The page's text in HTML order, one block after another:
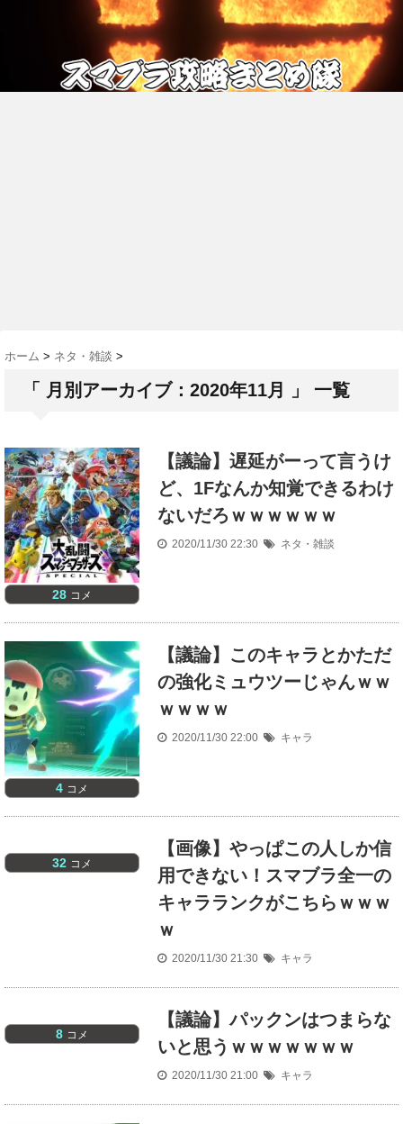
ホーム > ネタ・雑談 >
「 月別アーカイブ：2020年11月 」 一覧
28 コメ
【議論】遅延がーって言うけ
ど、1Fなんか知覚できるわけ
ないだろｗｗｗｗｗｗ
2020/11/30 22:30 ネタ・雑談
4 コメ
【議論】このキャラとかただ
の強化ミュウツーじゃんｗｗ
ｗｗｗｗ
2020/11/30 22:00 キャラ
32 コメ
【画像】やっぱこの人しか信
用できない！スマブラ全一の
キャラランクがこちらｗｗｗ
ｗ
2020/11/30 21:30 キャラ
8 コメ
【議論】パックンはつまらな
いと思うｗｗｗｗｗｗｗ
2020/11/30 21:00 キャラ